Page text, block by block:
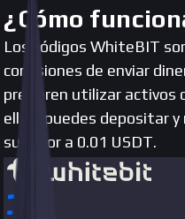
¿Cómo
Los códigos WhiteBIT
comisiones de enviar
prefieren utilizar activos
ellos, puedes depositar
superior a 0.01 USDT.